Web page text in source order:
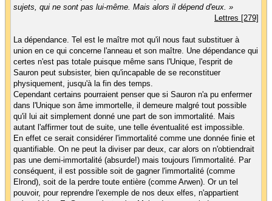
sujets, qui ne sont pas lui-même. Mais alors il dépend d'eux. »
Lettres [279]
La dépendance. Tel est le maître mot qu'il nous faut substituer à
union en ce qui concerne l'anneau et son maître. Une dépendance qui
certes n'est pas totale puisque même sans l'Unique, l'esprit de
Sauron peut subsister, bien qu'incapable de se reconstituer
physiquement, jusqu'à la fin des temps.
Cependant certains pourraient penser que si Sauron n'a pu enfermer
dans l'Unique son âme immortelle, il demeure malgré tout possible
qu'il lui ait simplement donné une part de son immortalité. Mais
autant l'affirmer tout de suite, une telle éventualité est impossible.
En effet ce serait considérer l'immortalité comme une donnée finie et
quantifiable. On ne peut la diviser par deux, car alors on n'obtiendrait
pas une demi-immortalité (absurde!) mais toujours l'immortalité. Par
conséquent, il est possible soit de gagner l'immortalité (comme
Elrond), soit de la perdre toute entière (comme Arwen). Or un tel
pouvoir, pour reprendre l'exemple de nos deux elfes, n'appartient